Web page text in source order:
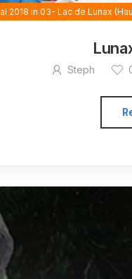
2018 in 03- Lac de Lunax
Steph